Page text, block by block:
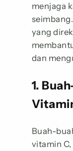
menjaga
yang
dan
1.
Buah-
vitamin